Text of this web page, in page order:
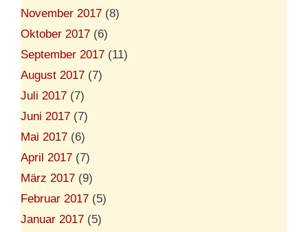
November 2017 (8)
Oktober 2017 (6)
September 2017 (11)
August 2017 (7)
Juli 2017 (7)
Juni 2017 (7)
Mai 2017 (6)
April 2017 (7)
März 2017 (9)
Februar 2017 (5)
Januar 2017 (5)